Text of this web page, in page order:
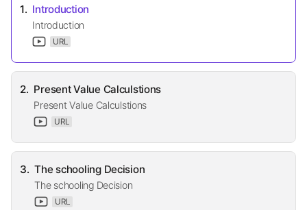
1. Introduction
Introduction
URL
2. Present Value Calculstions
Present Value Calculstions
URL
3. The schooling Decision
The schooling Decision
URL